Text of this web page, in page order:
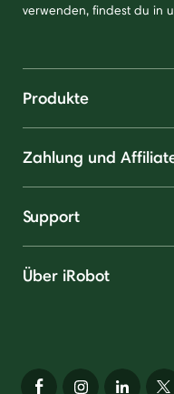
verwenden, findest du in
Produkte
Zahlung und
Support
Über iRobot